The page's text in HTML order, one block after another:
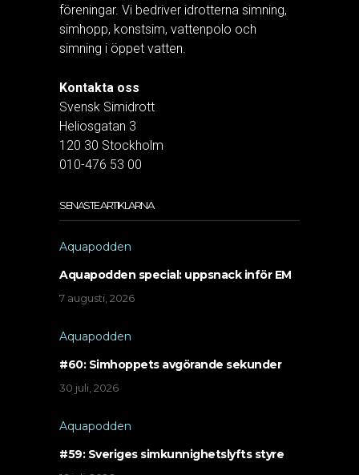
föreningar. Vi bedriver idrotterna simning,
simhopp, konstsim, vattenpolo och
simning i öppet vatten.
Kontakta oss
Svensk Simidrott
Heliosgatan 3
120 30 Stockholm
010-476 53 00
SENASTE ARTIKLARNA
Aquapodden
Aquapodden special: uppsnack inför EM
7 augusti, 2026
Aquapodden
#60: Simhoppets avgörande sekunder
30 juli, 2026
Aquapodden
#59: Sveriges simkunnighetslyfts styre